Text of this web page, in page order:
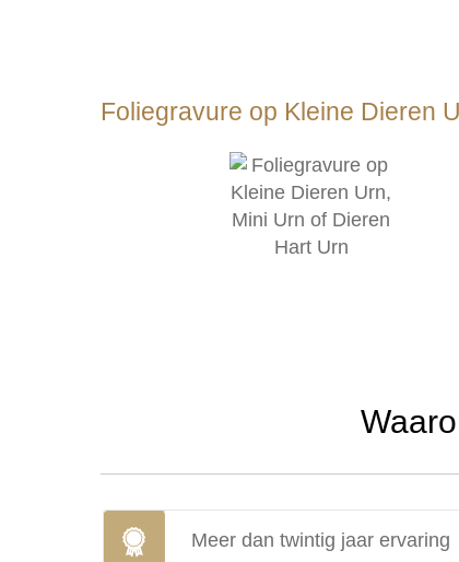
Foliegravure op Kleine Dieren
Meer dan twintig jaar ervaring